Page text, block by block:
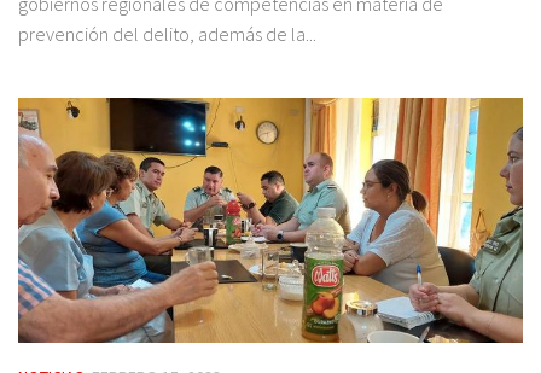
prevención del delito, además de la...